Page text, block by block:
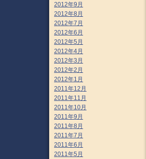
2012年9月
2012年8月
2012年7月
2012年6月
2012年5月
2012年4月
2012年3月
2012年2月
2012年1月
2011年12月
2011年11月
2011年10月
2011年9月
2011年8月
2011年7月
2011年6月
2011年5月